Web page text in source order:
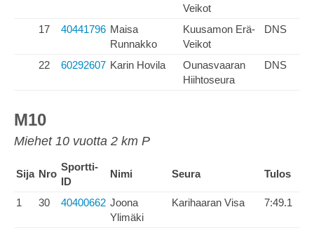
Veikot
17 40441796 Maisa
Runnakko
Kuusamon Erä-
Veikot
DNS
22 60292607 Karin Hovila
Ounasvaaran
Hiihtoseura
DNS
M10
Miehet 10 vuotta 2 km P
Sija Nro
Sportti-
ID
Nimi Seura Tulos
1 30 40400662 Joona
Ylimäki
Karihaaran Visa 7:49.1